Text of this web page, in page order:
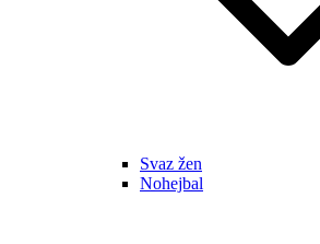
Svaz žen
Nohejbal